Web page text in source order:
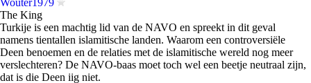
Wouter1979
The King
Turkije is een machtig lid van de NAVO en spreekt in dit geval
namens tientallen islamitische landen. Waarom een controversiële
Deen benoemen en de relaties met de islamitische wereld nog meer
verslechteren? De NAVO-baas moet toch wel een beetje neutraal zijn,
dat is die Deen iig niet.